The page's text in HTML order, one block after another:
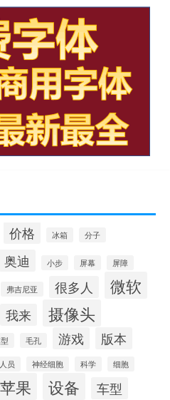
价格 冰箱 分子
奥迪 小步 屏幕 屏障
弗吉尼亚 很多人 微软
我来
摄像头
毛孔 游戏
版本
员 神经细胞 科学 细胞
苹果 设备
车型